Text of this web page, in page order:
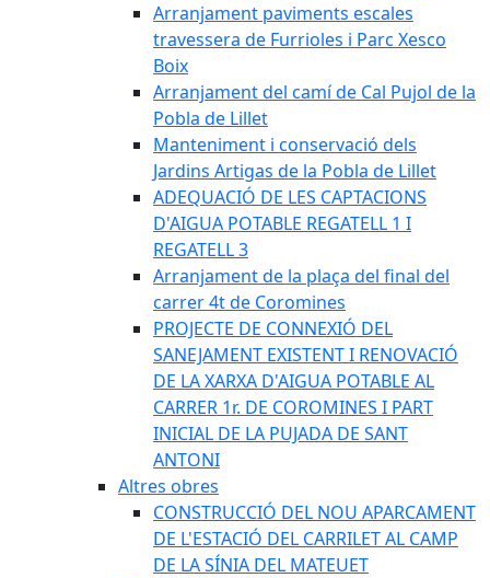
Arranjament paviments escales
travessera de Furrioles i Parc Xesco
Boix
Arranjament del camí de Cal Pujol de la
Pobla de Lillet
Manteniment i conservació dels
Jardins Artigas de la Pobla de Lillet
ADEQUACIÓ DE LES CAPTACIONS
D'AIGUA POTABLE REGATELL 1 I
REGATELL 3
Arranjament de la plaça del final del
carrer 4t de Coromines
PROJECTE DE CONNEXIÓ DEL
SANEJAMENT EXISTENT I RENOVACIÓ
DE LA XARXA D'AIGUA POTABLE AL
CARRER 1r. DE COROMINES I PART
INICIAL DE LA PUJADA DE SANT
ANTONI
Altres obres
CONSTRUCCIÓ DEL NOU APARCAMENT
DE L'ESTACIÓ DEL CARRILET AL CAMP
DE LA SÍNIA DEL MATEUET